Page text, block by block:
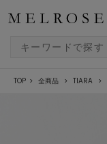
TOP 全商品 TIARA